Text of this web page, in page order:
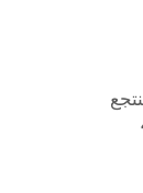
لـ 4